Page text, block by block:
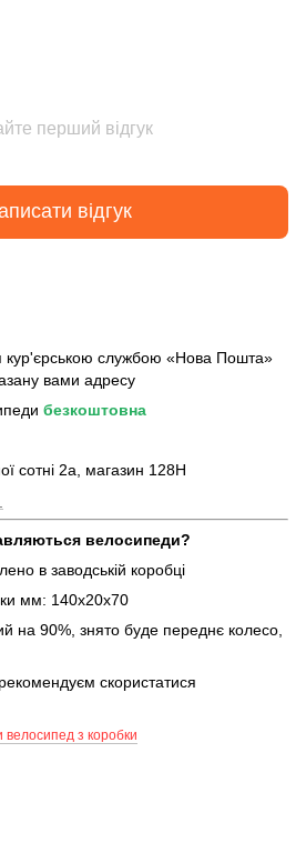
перший відгук
відгук
кур'єрською службою «Нова Пошта»
вами адресу
безкоштовна
сотні 2а, магазин 128Н
велосипеди?
в заводській коробці
мм: 140х20х70
на 90%, знято буде переднє колесо,
скористатися
велосипед з коробки